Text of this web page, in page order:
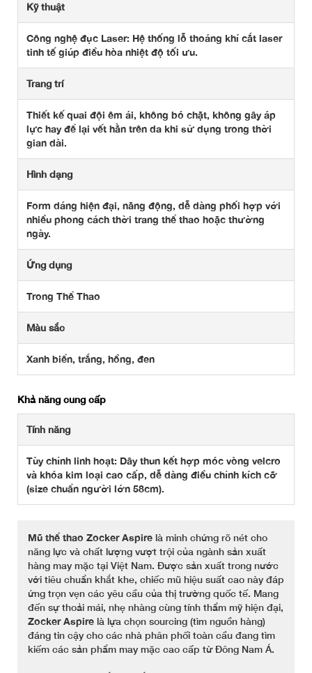
Kỹ thuật
Công nghệ đục Laser: Hệ thống lỗ thoáng khí cắt laser
tinh tế giúp điều hòa nhiệt độ tối ưu.
Trang trí
Thiết kế quai đội êm ái, không bó chặt, không gây áp
lực hay để lại vết hằn trên da khi sử dụng trong thời
gian dài.
Hình dạng
Form dáng hiện đại, năng động, dễ dàng phối hợp với
nhiều phong cách thời trang thể thao hoặc thường
ngày.
Ứng dụng
Trong Thể Thao
Màu sắc
Xanh biển, trắng, hồng, đen
Khả năng cung cấp
Tính năng
Tùy chỉnh linh hoạt: Dây thun kết hợp móc vòng velcro
và khóa kim loại cao cấp, dễ dàng điều chỉnh kích cỡ
(size chuẩn người lớn 58cm).
Mũ thể thao Zocker Aspire là minh chứng rõ nét cho
năng lực và chất lượng vượt trội của ngành sản xuất
hàng may mặc tại Việt Nam. Được sản xuất trong nước
với tiêu chuẩn khắt khe, chiếc mũ hiệu suất cao này đáp
ứng trọn vẹn các yêu cầu của thị trường quốc tế. Mang
đến sự thoải mái, nhẹ nhàng cùng tính thẩm mỹ hiện đại,
Zocker Aspire là lựa chọn sourcing (tìm nguồn hàng)
đáng tin cậy cho các nhà phân phối toàn cầu đang tìm
kiếm các sản phẩm may mặc cao cấp từ Đông Nam Á.